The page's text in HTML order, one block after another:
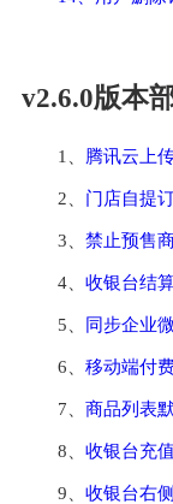
v2.6.0版本
1、 腾讯云上
2、 门店自提
3、 禁止预售
4、 收银台结
5、 同步企业
6、 移动端付
7、 商品列表
8、 收银台充
9、 收银台右